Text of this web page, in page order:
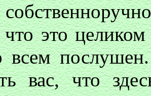
это
всем
вас, что